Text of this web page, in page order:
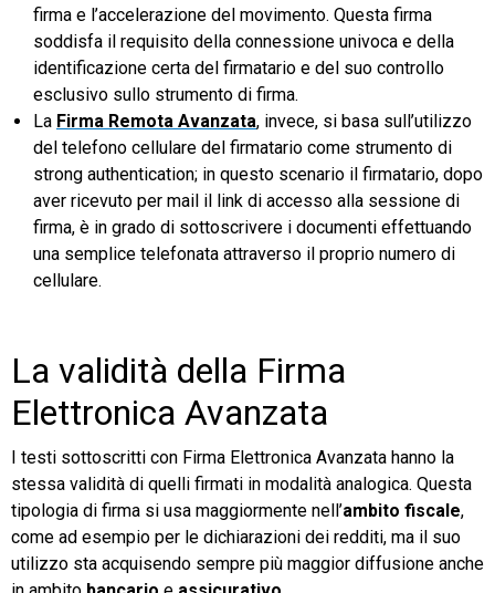
firma e l’accelerazione del movimento. Questa firma
soddisfa il requisito della connessione univoca e della
identificazione certa del firmatario e del suo controllo
esclusivo sullo strumento di firma.
La Firma Remota Avanzata, invece, si basa sull’utilizzo
del telefono cellulare del firmatario come strumento di
strong authentication; in questo scenario il firmatario, dopo
aver ricevuto per mail il link di accesso alla sessione di
firma, è in grado di sottoscrivere i documenti effettuando
una semplice telefonata attraverso il proprio numero di
cellulare.
La validità della Firma
Elettronica Avanzata
I testi sottoscritti con Firma Elettronica Avanzata hanno la
stessa validità di quelli firmati in modalità analogica. Questa
tipologia di firma si usa maggiormente nell’ambito fiscale,
come ad esempio per le dichiarazioni dei redditi, ma il suo
utilizzo sta acquisendo sempre più maggior diffusione anche